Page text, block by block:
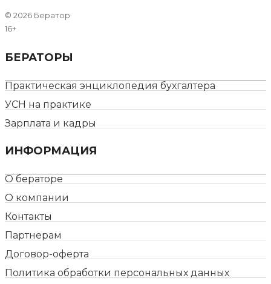
© 2026 Бератор
16+
БЕРАТОРЫ
Практическая энциклопедия бухгалтера
УСН на практике
Зарплата и кадры
ИНФОРМАЦИЯ
О бераторе
О компании
Контакты
Партнерам
Договор-оферта
Политика обработки персональных данных